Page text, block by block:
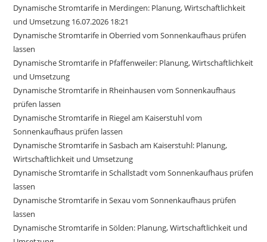
Dynamische Stromtarife in Merdingen: Planung, Wirtschaftlichkeit
und Umsetzung 16.07.2026 18:21
Dynamische Stromtarife in Oberried vom Sonnenkaufhaus prüfen
lassen
Dynamische Stromtarife in Pfaffenweiler: Planung, Wirtschaftlichkeit
und Umsetzung
Dynamische Stromtarife in Rheinhausen vom Sonnenkaufhaus
prüfen lassen
Dynamische Stromtarife in Riegel am Kaiserstuhl vom
Sonnenkaufhaus prüfen lassen
Dynamische Stromtarife in Sasbach am Kaiserstuhl: Planung,
Wirtschaftlichkeit und Umsetzung
Dynamische Stromtarife in Schallstadt vom Sonnenkaufhaus prüfen
lassen
Dynamische Stromtarife in Sexau vom Sonnenkaufhaus prüfen
lassen
Dynamische Stromtarife in Sölden: Planung, Wirtschaftlichkeit und